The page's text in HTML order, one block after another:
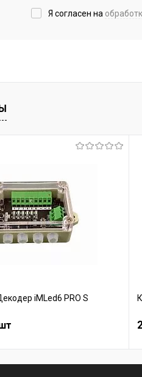
Я согласен на
iMLed6 PRO S